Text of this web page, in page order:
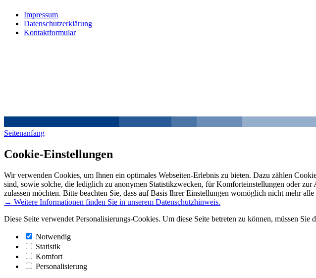
Impressum
Datenschutzerklärung
Kontaktformular
Seitenanfang
Cookie-Einstellungen
Wir verwenden Cookies, um Ihnen ein optimales Webseiten-Erlebnis zu bieten. Dazu zählen
sind, sowie solche, die lediglich zu anonymen Statistikzwecken, für Komforteinstellungen oder
zulassen möchten. Bitte beachten Sie, dass auf Basis Ihrer Einstellungen womöglich nicht mehr
→ Weitere Informationen finden Sie in unserem Datenschutzhinweis.
Diese Seite verwendet Personalisierungs-Cookies. Um diese Seite betreten zu können, müssen
Notwendig
Statistik
Komfort
Personalisierung